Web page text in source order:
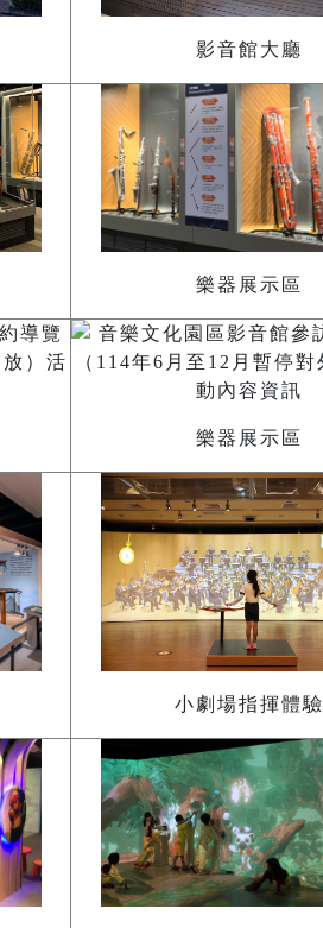
影音館大廳
樂器展示區
樂器展示區
小劇場指揮體驗